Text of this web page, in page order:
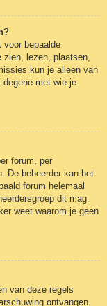
voor bepaalde
zien, lezen, plaatsen,
kun je alleen van
met wie je
forum, per
De beheerder kan het
forum helemaal
dit mag.
weet waarom je geen
van deze regels
ontvangen.